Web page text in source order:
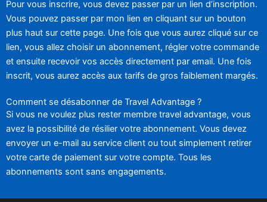
Pour vous inscrire, vous devez passer par un lien d’inscription.
Vous pouvez passer par mon lien en cliquant sur un bouton
plus haut sur cette page. Une fois que vous aurez cliqué sur ce
lien, vous allez choisir un abonnement, régler votre commande
et ensuite recevoir vos accès directement par email. Une fois
inscrit, vous aurez accès aux tarifs de gros faiblement margés.
Comment se désabonner de Travel Advantage ?
Si vous ne voulez plus rester membre travel advantage, vous
avez la possibilité de résilier votre abonnement. Vous devez
envoyer un e-mail au service client ou tout simplement retirer
votre carte de paiement sur votre compte. Tous les
abonnements sont sans engagements.